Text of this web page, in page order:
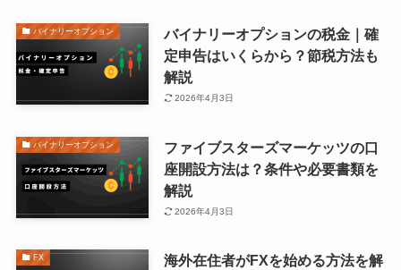
バイナリーオプション
バイナリーオプションの税金｜確
定申告はいくらから？節税方法も
解説
2026年4月3日
バイナリーオプション
ファイブスターズマーケッツの口
座開設方法は？条件や必要書類を
解説
2026年4月3日
FX
海外在住者がFXを始める方法を解